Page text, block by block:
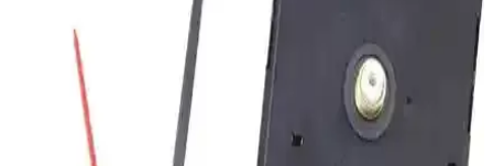
Carven duvar saati, sessiz mekanizması ve modern tasarımıyla öne
çıkar. Dayanıklı yapısı ve şık görünümüyle çeşitli iç mekanlara
uyum sağlar, yüksek müşteri memnuniyeti ile tercih edilir.
Saban Çap 27cm Bronz El Dekoratif Cam Duvar
Saati Ev ve Ofis İçin Şık Tasarım